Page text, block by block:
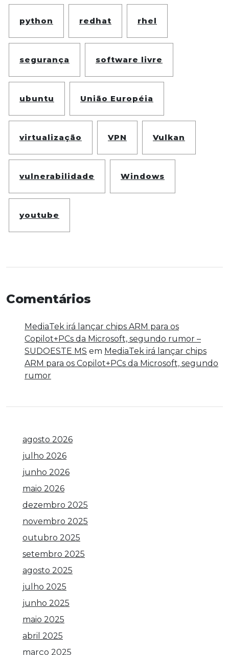
python redhat rhel
segurança software livre
ubuntu União Européia
virtualização VPN Vulkan
vulnerabilidade Windows
youtube
Comentários
MediaTek irá lançar chips ARM para os
Copilot+PCs da Microsoft, segundo rumor –
SUDOESTE MS em MediaTek irá lançar chips
ARM para os Copilot+PCs da Microsoft, segundo
rumor
agosto 2026
julho 2026
junho 2026
maio 2026
dezembro 2025
novembro 2025
outubro 2025
setembro 2025
agosto 2025
julho 2025
junho 2025
maio 2025
abril 2025
março 2025